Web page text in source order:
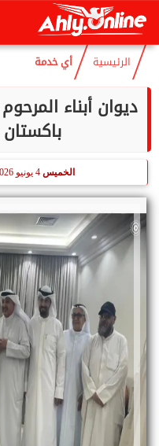
السبت
الرئيسية أي خدمة
ديوان أبناء
الخميس